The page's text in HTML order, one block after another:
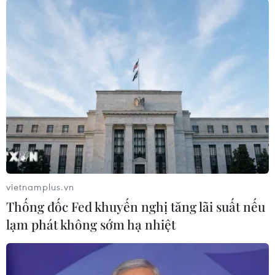
tiếp tục sụt giảm hơn nhiều so với năm 2021, dự
kiến khả năng huy động khí cho phát điện khu
vực Đông Nam Bộ không cao hơn 2,8 tỷ m3 và
khu vực Tây Nam Bộ có thể xuống thấp đến 755
triệu m3.
Với mức dự báo huy động khí cho năm 2022
như trên thì thu ngân sách của các địa phương
sẽ sụt giảm lớn (ví dụ tỉnh Bà Rịa-Vũng Tàu dự
kiến giảm 1.121 tỷ đồng).
Bài toán về giá điện?
Tình hình huy động khí cho phát điện thấp cũng
phản ánh nhu cầu phụ tải thấp trên thị trường
điện. Ngành điện đối diện với bài toán thừa
điện do hoạt động sản xuất kinh doanh bị ảnh
hưởng, nhiều nhà máy giảm công suất, ngừng
vietnamplus.vn
Thống đốc Fed khuyến nghị tăng lãi suất nếu
lạm phát không sớm hạ nhiệt